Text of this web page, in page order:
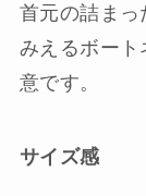
首元の詰まっ
みえるボート
意です。
サイズ感